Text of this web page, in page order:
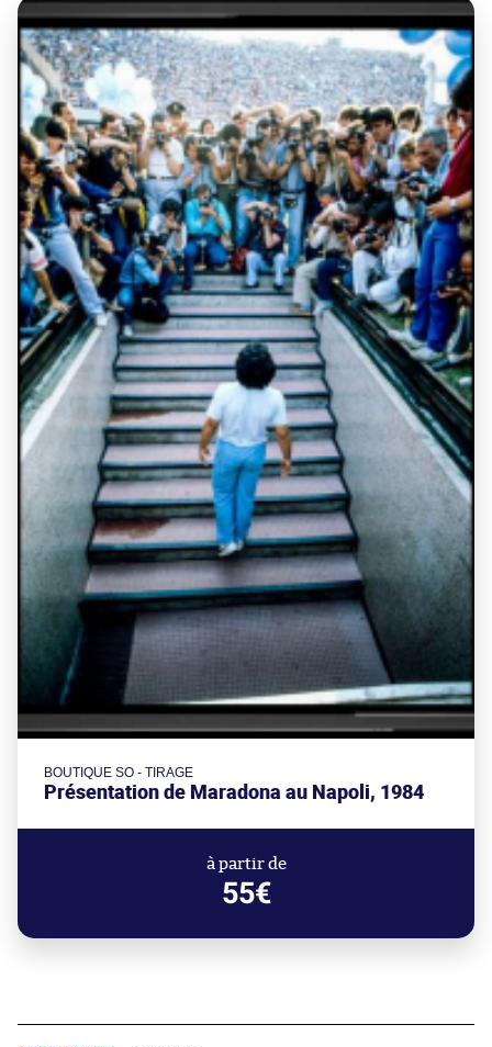
BOUTIQUE SO - TIRAGE
Présentation de Maradona au Napoli, 1984
à partir de
55€